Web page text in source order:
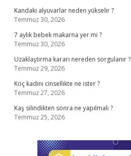
Kandaki alyuvarlar neden yükselir ?
Temmuz 30, 2026
7 aylık bebek makarna yer mi ?
Temmuz 30, 2026
Uzaklaştırma kararı nereden sorgulanır ?
Temmuz 29, 2026
Koç kadını cinsellikte ne ister ?
Temmuz 27, 2026
Kaş silindikten sonra ne yapılmalı ?
Temmuz 25, 2026